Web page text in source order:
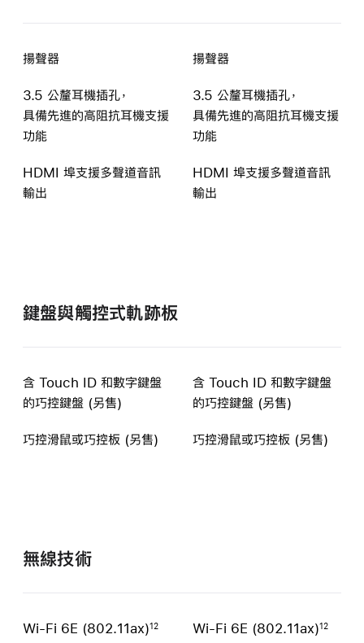
揚聲器 揚聲器
3.5 公釐耳機插孔，
具備先進的高阻抗耳機支援
功能
3.5 公釐耳機插孔，
具備先進的高阻抗耳機支援
功能
HDMI 埠支援多聲道音訊
輸出
HDMI 埠支援多聲道音訊
輸出
鍵盤與觸控式軌跡板
含 Touch ID 和數字鍵盤
的巧控鍵盤 (另售)
含 Touch ID 和數字鍵盤
的巧控鍵盤 (另售)
巧控滑鼠或巧控板 (另售) 巧控滑鼠或巧控板 (另售)
無線技術
Wi-Fi 6E (802.11ax)12 Wi-Fi 6E (802.11ax)12